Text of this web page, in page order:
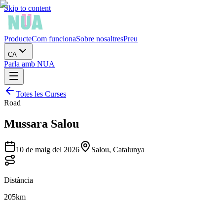
Skip to content
ProducteCom funcionaSobre nosaltresPreu
CA
Parla amb NUA
Totes les Curses
Road
Mussara Salou
10 de maig del 2026 Salou, Catalunya
Distància
205km